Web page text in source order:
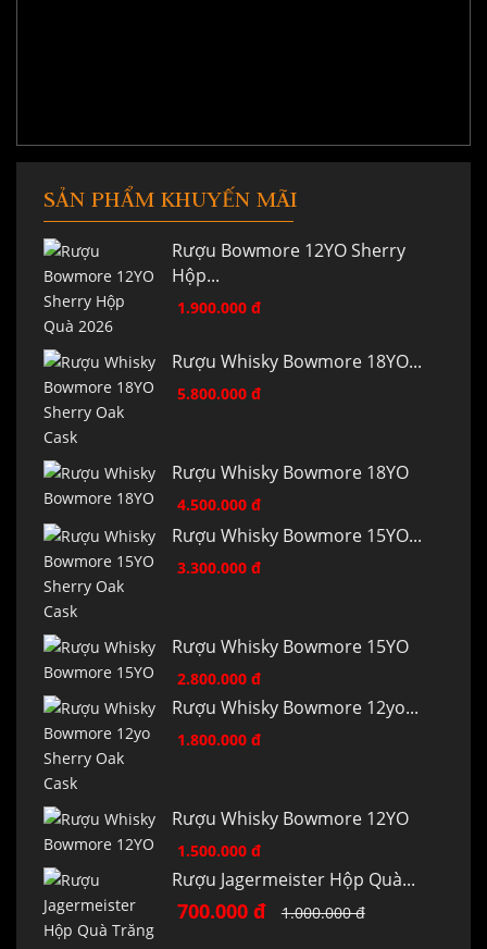
SẢN PHẨM KHUYẾN MÃI
Rượu Bowmore 12YO Sherry
Hộp...
1.900.000 đ
Rượu Whisky Bowmore 18YO...
5.800.000 đ
Rượu Whisky Bowmore 18YO
4.500.000 đ
Rượu Whisky Bowmore 15YO...
3.300.000 đ
Rượu Whisky Bowmore 15YO
2.800.000 đ
Rượu Whisky Bowmore 12yo...
1.800.000 đ
Rượu Whisky Bowmore 12YO
1.500.000 đ
Rượu Jagermeister Hộp Quà...
700.000 đ 1.000.000 đ